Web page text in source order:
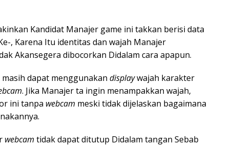
Kandidat Manajer game ini takkan berisi data
, Karena Itu identitas dan wajah Manajer
Akansegera dibocorkan Didalam cara apapun.
dapat menggunakan displaywajah karakter
. Jika Manajer ta ingin menampakkan wajah,
ini tanpa webcam meski tidak dijelaskan bagaimana
webcam tidak dapat ditutup Didalam tangan Sebab